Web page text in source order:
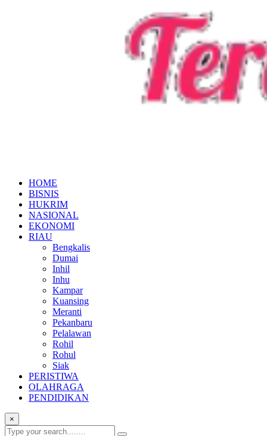
HOME
BISNIS
HUKRIM
NASIONAL
EKONOMI
RIAU
Bengkalis
Dumai
Inhil
Inhu
Kampar
Kuansing
Meranti
Pekanbaru
Pelalawan
Rohil
Rohul
Siak
PERISTIWA
OLAHRAGA
PENDIDIKAN
×